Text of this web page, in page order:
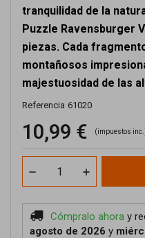
tranquilidad de la
Puzzle Ravensburger
piezas. Cada
montañosos
majestuosidad de las
Referencia 61020
10,99 € (impuestos
Cómpralo ahora y
agosto de 2026 y